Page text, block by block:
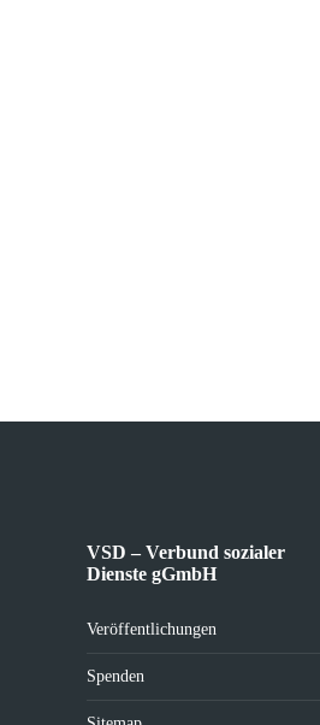
VSD – Verbund sozialer
Dienste gGmbH
Veröffentlichungen
Spenden